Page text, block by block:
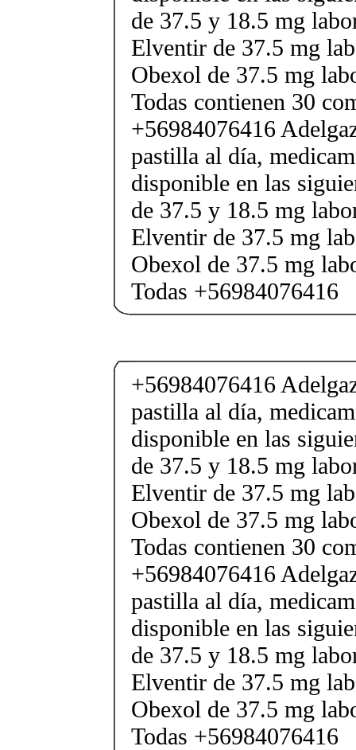
de 37.5 y 18.5 mg
Elventir de 37.5 mg
Obexol de 37.5 mg
Todas contienen 30
+56984076416
pastilla al día,
disponible en las
de 37.5 y 18.5 mg
Elventir de 37.5 mg
Obexol de 37.5 mg
Todas +56984076416
+56984076416
pastilla al día,
disponible en las
de 37.5 y 18.5 mg
Elventir de 37.5 mg
Obexol de 37.5 mg
Todas contienen 30
+56984076416
pastilla al día,
disponible en las
de 37.5 y 18.5 mg
Elventir de 37.5 mg
Obexol de 37.5 mg
Todas +56984076416